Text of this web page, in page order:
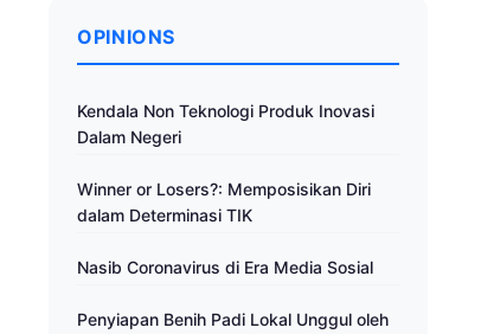
OPINIONS
Kendala Non Teknologi Produk Inovasi
Dalam Negeri
Winner or Losers?: Memposisikan Diri
dalam Determinasi TIK
Nasib Coronavirus di Era Media Sosial
Penyiapan Benih Padi Lokal Unggul oleh